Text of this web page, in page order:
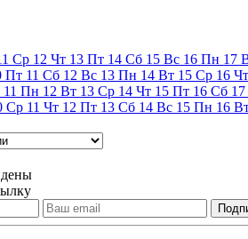
Ср 12 Чт 13 Пт 14 Сб 15 Вс 16 Пн 17
Пт 11 Сб 12 Вс 13 Пн 14 Вт 15 Ср 16 Чт
11 Пн 12 Вт 13 Ср 14 Чт 15 Пт 16 Сб 17
Ср 11 Чт 12 Пт 13 Сб 14 Вс 15 Пн 16